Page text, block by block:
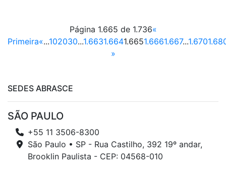
Página 1.665 de 1.736«
Primeira«...102030...1.6631.6641.6651.6661.667...1.670
»
SEDES ABRASCE
SÃO PAULO
+55 11 3506-8300
São Paulo • SP - Rua Castilho, 392 19º andar,
Brooklin Paulista - CEP: 04568-010